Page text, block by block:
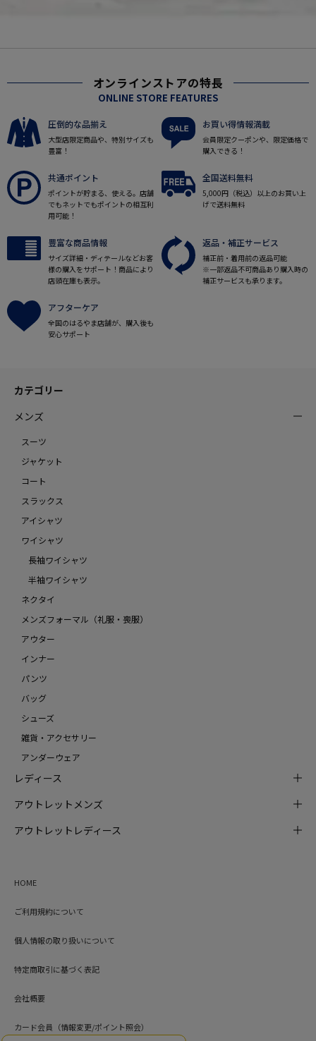
オンラインストアの特長
ONLINE STORE FEATURES
圧倒的な品揃え
大型店限定商品や、特別サイズも
豊富！
お買い得情報満載
会員限定クーポンや、限定価格で
購入できる！
共通ポイント
ポイントが貯まる、使える。店舗
でもネットでもポイントの相互利
用可能！
全国送料無料
5,000円（税込）以上のお買い上
げで送料無料
豊富な商品情報
サイズ詳細・ディテールなどお客
様の購入をサポート！商品により
店頭在庫も表示。
返品・補正サービス
補正前・着用前の返品可能
※一部返品不可商品あり購入時の
補正サービスも承ります。
アフターケア
全国のはるやま店舗が、購入後も
安心サポート
カテゴリー
メンズ
スーツ
ジャケット
コート
スラックス
アイシャツ
ワイシャツ
長袖ワイシャツ
半袖ワイシャツ
ネクタイ
メンズフォーマル（礼服・喪服）
アウター
インナー
パンツ
バッグ
シューズ
雑貨・アクセサリー
アンダーウェア
レディース
アウトレットメンズ
アウトレットレディース
HOME
ご利用規約について
個人情報の取り扱いについて
特定商取引に基づく表記
会社概要
カード会員（情報変更/ポイント照会）